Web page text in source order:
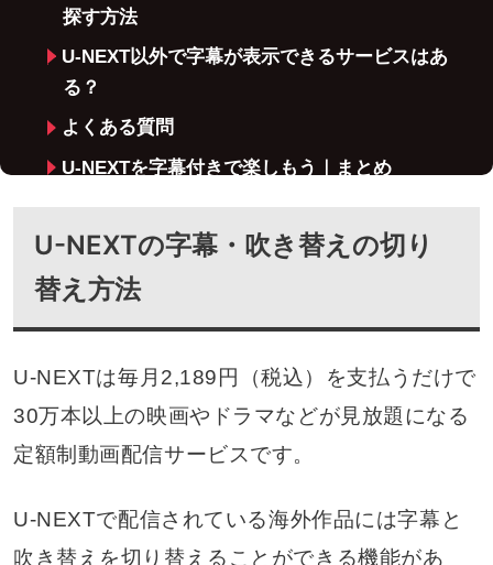
探す方法
U-NEXT以外で字幕が表示できるサービスはあ
る？
よくある質問
U-NEXTを字幕付きで楽しもう｜まとめ
U-NEXTの字幕・吹き替えの切り
替え方法
U-NEXTは毎月2,189円（税込）を支払うだけで
30万本以上の映画やドラマなどが見放題になる
定額制動画配信サービスです。
U-NEXTで配信されている海外作品には字幕と
吹き替えを切り替えることができる機能があ